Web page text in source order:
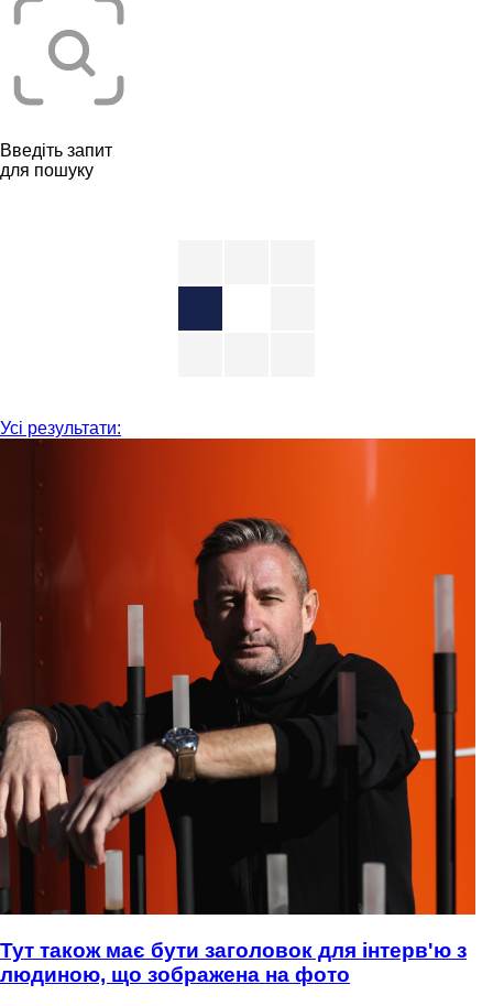
Введіть запит
для пошуку
Усі результати:
Тут також має бути заголовок для інтерв'ю з
людиною, що зображена на фото